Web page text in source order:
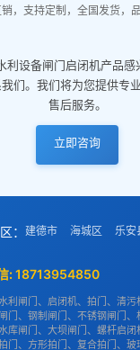
，支持定制，全国发货，
利设备闸门启闭机产品
们。我们将为您提供专
售后服务。
立即咨询
： 建德市 海城区 乐安
:18713954850
利闸门、启闭机、拍门、清
门、钢制闸门、不锈钢闸门
库闸门、大坝闸门、螺杆启
门、方形拍门、复合拍门、